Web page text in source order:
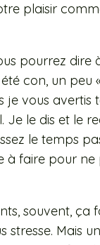
plaisir
pourrez dire
con, un peu
je vous avertis
Je le dis et le
le temps
à faire pour
souvent, ça
stresse. Mais